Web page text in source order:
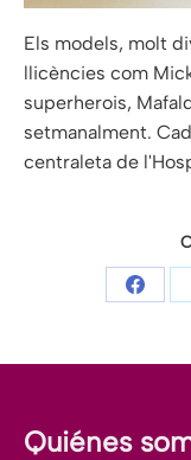
Els models, molt
llicències com
superherois,
setmanalment.
centraleta de
Share
Quiénes